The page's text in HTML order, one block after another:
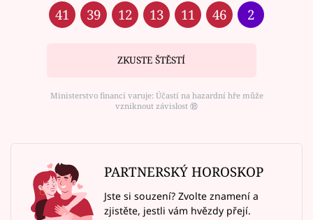
41 39 12 13 11 46 2
ZKUSTE ŠTĚSTÍ
Ministerstvo financí varuje: Účastí na hazardní hře může
vzniknout závislost ⑱
PARTNERSKÝ HOROSKOP
Jste si souzení? Zvolte znamení a
zjistěte, jestli vám hvězdy přejí.